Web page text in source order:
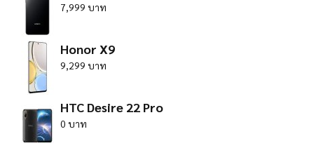
7,999 บาท
Honor X9
9,299 บาท
HTC Desire 22 Pro
0 บาท